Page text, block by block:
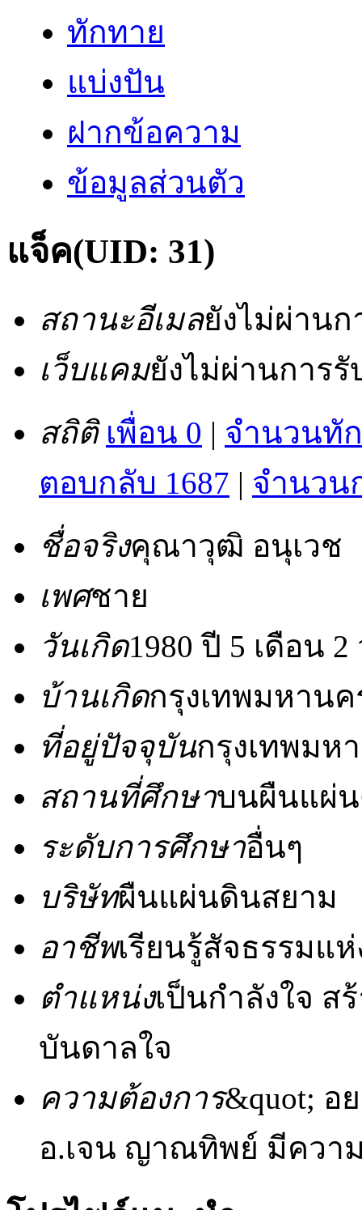
ทักทาย
แบ่งปัน
ฝากข้อความ
ข้อมูลส่วนตัว
แจ็ค(UID: 31)
สถานะอีเมลยังไม่ผ่านก
เว็บแคมยังไม่ผ่านการรั
สถิติ เพื่อน 0 | จำนวนทั
ตอบกลับ 1687 | จำนวน
ชื่อจริงคุณาวุฒิ อนุเวช
เพศชาย
วันเกิด1980 ปี 5 เดือน 2
บ้านเกิดกรุงเทพมหานค
ที่อยู่ปัจจุบันกรุงเทพมห
สถานที่ศึกษาบนผืนแผ่
ระดับการศึกษาอื่นๆ
บริษัทผืนแผ่นดินสยาม
อาชีพเรียนรู้สัจธรรมแ
ตำแหน่งเป็นกำลังใจ ส
บันดาลใจ
ความต้องการ&quot; อ
อ.เจน ญาณทิพย์ มีควา